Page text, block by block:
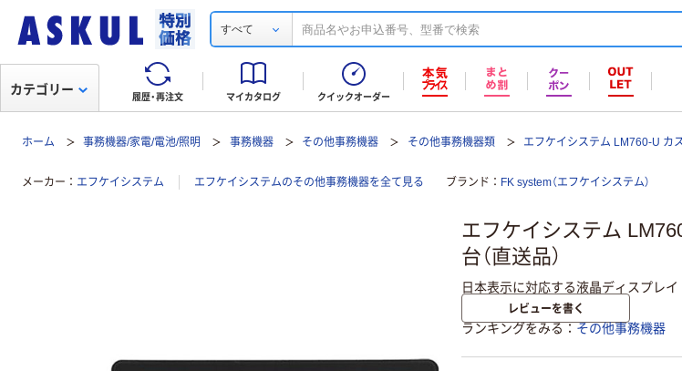
すべて
履歴・再注文 マイカタログ クイックオーダー
カテゴリー
ホーム 事務機器/家電/電池/照明 事務機器 その他事務機器 その他事務機器類 エフケイシステム LM760-U カ
メーカー エフケイシステム エフケイシステムのその他事務機器を全て見る ブランド FK system（エフケイシステム）
エフケイシステム
台（直送品）
日本表示に対応する液晶ディスプレイ
レビューを書く
ランキングをみる その他事務機器